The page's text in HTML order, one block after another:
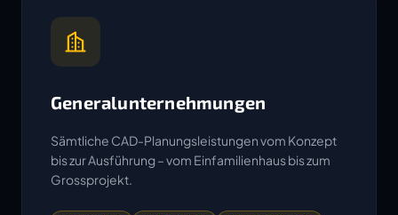
Generalunternehmungen
Sämtliche CAD-Planungsleistungen vom Konzept
bis zur Ausführung – vom Einfamilienhaus bis zum
Grossprojekt.